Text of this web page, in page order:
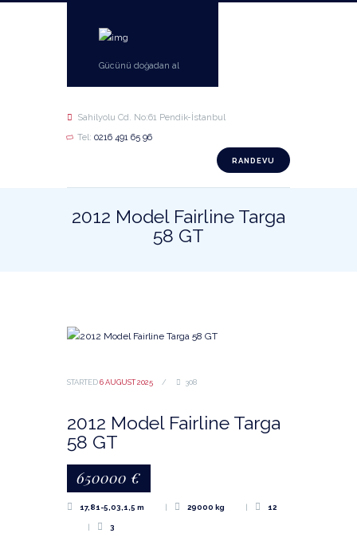
Gücünü doğadan al
Sahilyolu Cd. No:61 Pendik-İstanbul
Tel: 0216 491 65 96
RANDEVU
2012 Model Fairline Targa
58 GT
STARTED6 AUGUST 2025 308
2012 Model Fairline Targa
58 GT
650000 €
17,81-5,03,1,5 m 29000 kg 12
3